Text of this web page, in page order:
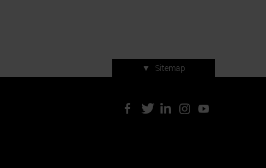
▼ Sitemap
Servizi di manifestazione